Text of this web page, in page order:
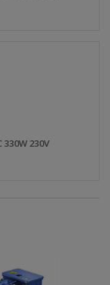
330W 230V